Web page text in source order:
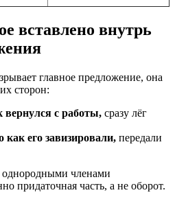
вставлено внутрь
главное предложение, она
сторон:
вернулся с работы, сразу лёг
как его завизировали, передали
однородными членами
придаточная часть, а не оборот.